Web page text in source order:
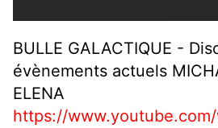
BULLE GALACTIQUE -
évènements actuels
ELENA
https://